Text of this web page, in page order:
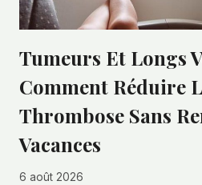
Tumeurs Et Longs
Comment Réduire
Thrombose Sans
Vacances
6 août 2026